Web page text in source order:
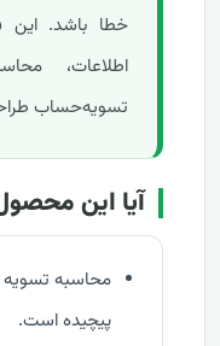
خطا باشد. این
اطلاعات،
تسویه‌حساب
آیا این
محاسبه تسویه
پیچیده است.